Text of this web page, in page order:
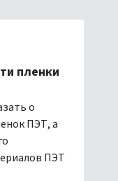
пленки
о
ПЭТ, а
ПЭТ